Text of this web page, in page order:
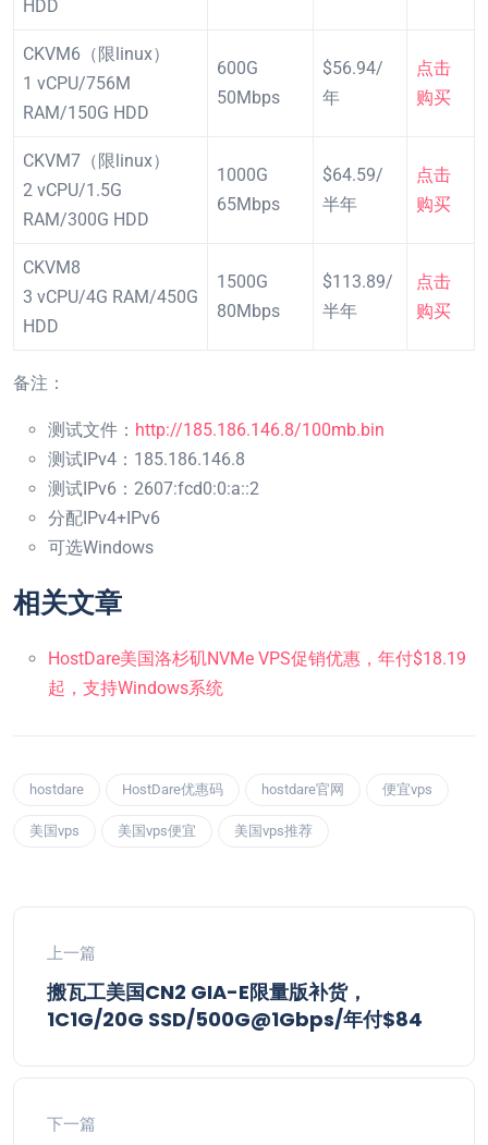
HDD
CKVM6（限linux）
1 vCPU/756M
RAM/150G HDD
600G
50Mbps
$56.94/
年
点击
购买
CKVM7（限linux）
2 vCPU/1.5G
RAM/300G HDD
1000G
65Mbps
$64.59/
半年
点击
购买
CKVM8
3 vCPU/4G RAM/450G
HDD
1500G
80Mbps
$113.89/
半年
点击
购买
备注：
测试文件： http://185.186.146.8/100mb.bin
测试IPv4：185.186.146.8
测试IPv6：2607:fcd0:0:a::2
分配IPv4+IPv6
可选Windows
相关文章
HostDare美国洛杉矶NVMe VPS促销优惠，年付$18.19
起，支持Windows系统
hostdare HostDare优惠码 hostdare官网 便宜vps
美国vps 美国vps便宜 美国vps推荐
上一篇
搬瓦工美国CN2 GIA-E限量版补货，
1C1G/20G SSD/500G@1Gbps/年付$84
下一篇